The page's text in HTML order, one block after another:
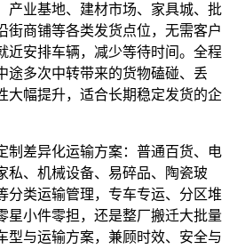
产业基地、建材市场、家具城、批
街商铺等各类发货点位，无需客户
近安排车辆，减少等待时间。全程
途多次中转带来的货物磕碰、丢
大幅提升，适合长期稳定发货的企
制差异化运输方案：普通百货、电
私、机械设备、易碎品、陶瓷玻
分类运输管理，专车专运、分区堆
星小件零担，还是整厂搬迁大批量
型与运输方案，兼顾时效、安全与